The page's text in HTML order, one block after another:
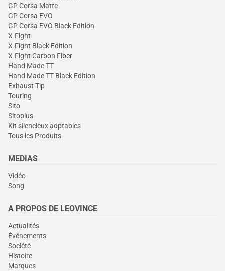
GP Corsa Matte
GP Corsa EVO
GP Corsa EVO Black Edition
X-Fight
X-Fight Black Edition
X-Fight Carbon Fiber
Hand Made TT
Hand Made TT Black Edition
Exhaust Tip
Touring
Sito
Sitoplus
Kit silencieux adptables
Tous les Produits
MEDIAS
Vidéo
Song
A PROPOS DE LEOVINCE
Actualités
Événements
Société
Histoire
Marques